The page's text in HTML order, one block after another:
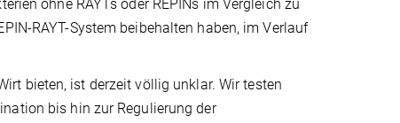
ohne RAYTs oder REPINs im Vergleich zu
RAYT-System beibehalten haben, im Verlauf
bieten, ist derzeit völlig unklar. Wir testen
bis hin zur Regulierung der